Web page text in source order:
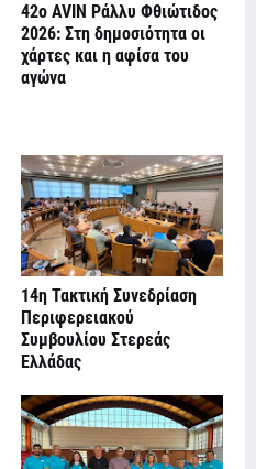
42ο AVIN Ράλλυ Φθιώτιδος
2026: Στη δημοσιότητα οι
χάρτες και η αφίσα του
αγώνα
14η Τακτική Συνεδρίαση
Περιφερειακού
Συμβουλίου Στερεάς
Ελλάδας